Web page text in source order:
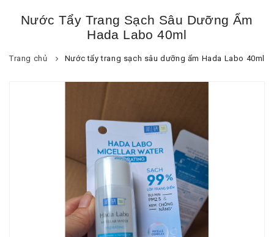
Nước Tẩy Trang Sạch Sâu Dưỡng Ẩm
Hada Labo 40ml
Trang chủ Nước tẩy trang sạch sâu dưỡng ẩm Hada Labo 40ml